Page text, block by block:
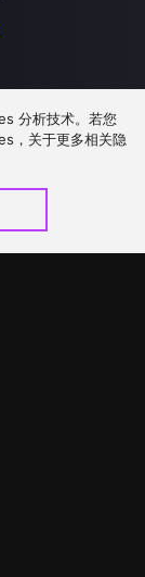
分析技术。若您
，关于更多相关隐